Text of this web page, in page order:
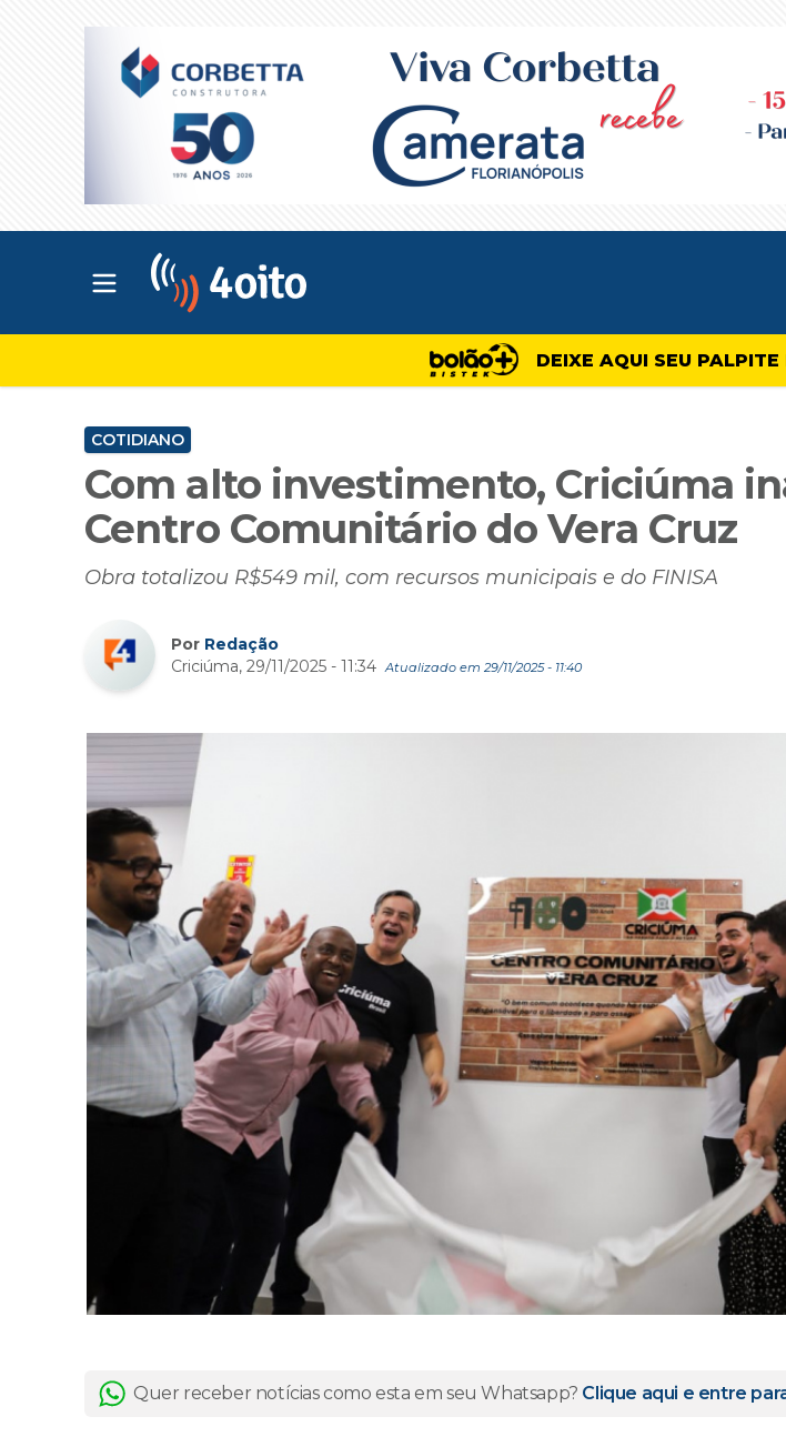
Abrir menu principal
DEIXE AQUI SEU
COTIDIANO
Com alto investimento, Criciúma
Centro Comunitário do Vera Cruz
Obra totalizou R$549 mil, com recursos municipais e do FINISA
Por Redação
Criciúma, 29/11/2025 - 11:34 Atualizado em 29/11/2025 - 11:40
Quer receber notícias como esta em seu Whatsapp? Clique aqui e entre